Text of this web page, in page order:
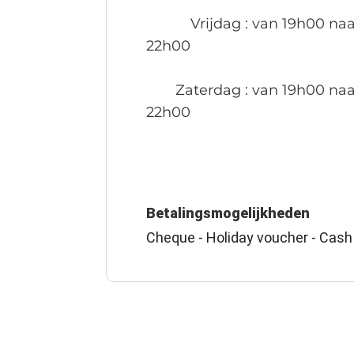
Vrijdag : van 19h00
22h00
Zaterdag : van 19h00
22h00
Betalingsmogelijkheden
Cheque - Holiday voucher - Cash